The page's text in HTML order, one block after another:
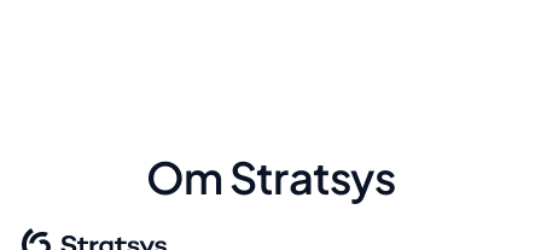
Om Stratsys